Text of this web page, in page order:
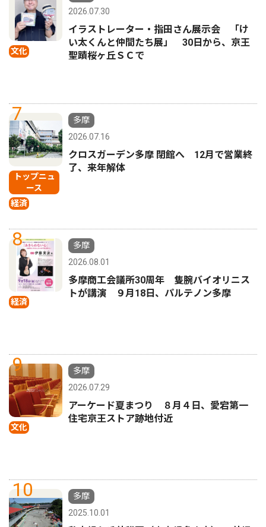
文化
2026.07.30
イラストレーター・指田さん展示会 「け
い太くんと仲間たち展」 30日から、京王
聖蹟桜ヶ丘ＳＣで
7
トップニュ
ース
経済
多摩
2026.07.16
クロスガーデン多摩 閉館へ 12月で営業終
了、来年解体
8
経済
多摩
2026.08.01
多摩商工会議所30周年 隻腕バイオリニス
トが講演 ９月18日、パルテノン多摩
9
文化
多摩
2026.07.29
アーケード夏まつり ８月４日、愛宕第一
住宅京王ストア跡地付近
10
多摩
2025.10.01